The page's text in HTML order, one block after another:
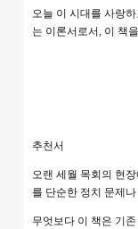
오늘 이 시대를 사랑
는 이론서로서, 이 책
추천서
오랜 세월 목회의 현
를 단순한 정치 문제
무엇보다 이 책은 기